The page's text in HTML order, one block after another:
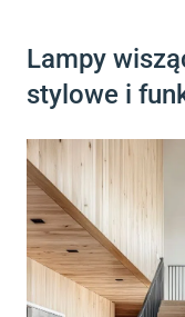
Lampy
stylowe i